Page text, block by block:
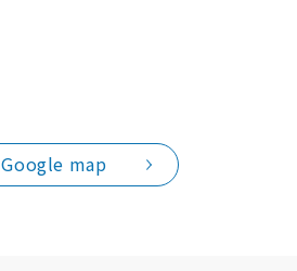
Google map